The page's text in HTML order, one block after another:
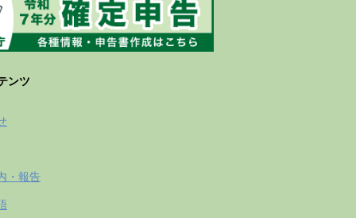
ンツ
・報告